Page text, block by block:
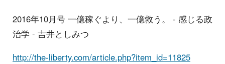
2016年10月号 一億稼ぐより、一億救う。 - 感じる政
治学 - 吉井としみつ
http://the-liberty.com/article.php?item_id=11825